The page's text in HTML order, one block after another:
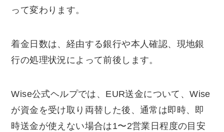
って変わります。
着金日数は、経由する銀行や本人確認、現地銀
行の処理状況によって前後します。
Wise公式ヘルプでは、EUR送金について、Wise
が資金を受け取り両替した後、通常は即時、即
時送金が使えない場合は1〜2営業日程度の目安